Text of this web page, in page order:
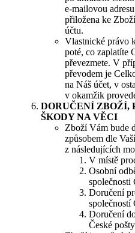
e-mailovou
přiložena ke
účtu.
Vlastnické právo
poté, co zaplatíte
převezmete. V
převodem je
na Náš účet, v
v okamžik
DORUČENÍ ZBOŽÍ,
ŠKODY NA VĚCI
Zboží Vám bude
způsobem dle
z následujících
V místě
Osobní
společnosti
Doručení
společností
Doručení
České pošty